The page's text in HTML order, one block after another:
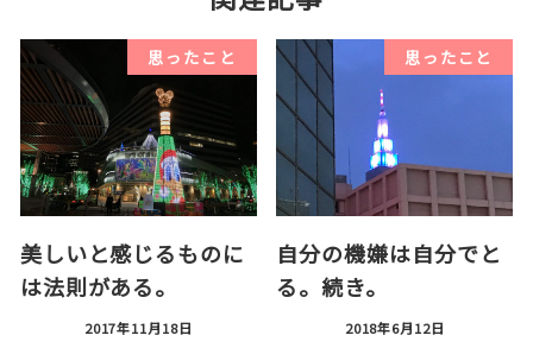
思ったこと
美しいと感じるものに
は法則がある。
2017年11月18日
思ったこと
自分の機嫌は自分でと
る。続き。
2018年6月12日